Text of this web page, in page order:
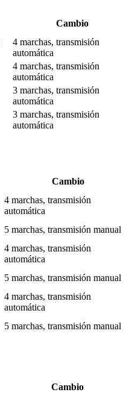
Cambio
4 marchas, transmisión
automática
4 marchas, transmisión
automática
3 marchas, transmisión
automática
3 marchas, transmisión
automática
Cambio
4 marchas, transmisión
automática
5 marchas, transmisión manual
4 marchas, transmisión
automática
5 marchas, transmisión manual
4 marchas, transmisión
automática
5 marchas, transmisión manual
Cambio